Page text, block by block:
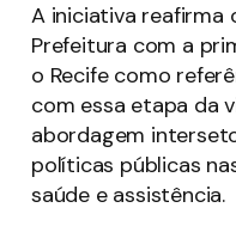
A iniciativa reafirma
Prefeitura com a
o Recife como
com essa etapa da
abordagem
políticas públicas
saúde e assistência.